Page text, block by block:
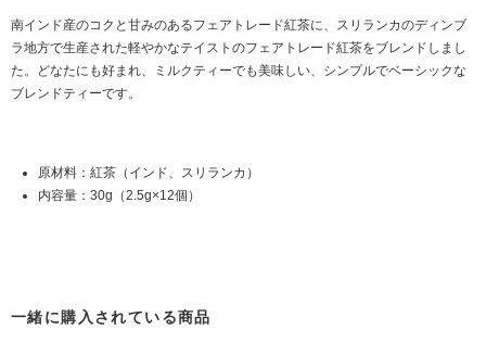
南インド産のコクと甘みのあるフェアトレード紅茶に、スリランカのディンブ
ラ地方で生産された軽やかなテイストのフェアトレード紅茶をブレンドしまし
た。どなたにも好まれ、ミルクティーでも美味しい、シンプルでベーシックな
ブレンドティーです。
原材料：紅茶（インド、スリランカ）
内容量：30g（2.5g×12個）
一緒に購入されている商品